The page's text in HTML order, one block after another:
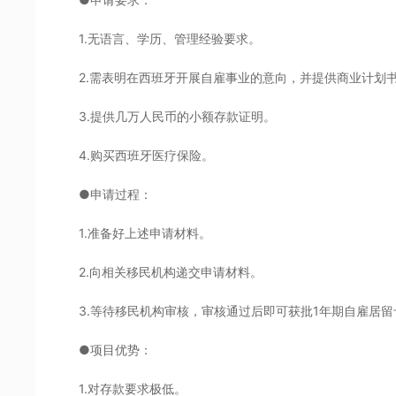
1.无语言、学历、管理经验要求。
2.需表明在西班牙开展自雇事业的意向，并提供商业计划书
3.提供几万人民币的小额存款证明。
4.购买西班牙医疗保险。
●申请过程：
1.准备好上述申请材料。
2.向相关移民机构递交申请材料。
3.等待移民机构审核，审核通过后即可获批1年期自雇居留
●项目优势：
1.对存款要求极低。